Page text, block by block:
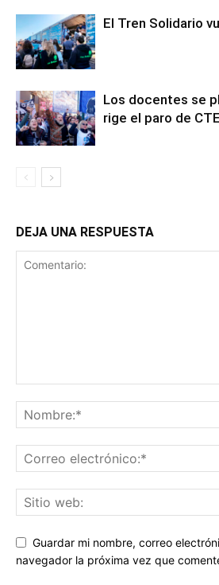
El Tren Solidario
Los docentes se
rige el paro de
DEJA UNA RESPUESTA
Guardar mi nombre, correo
navegador la próxima vez que